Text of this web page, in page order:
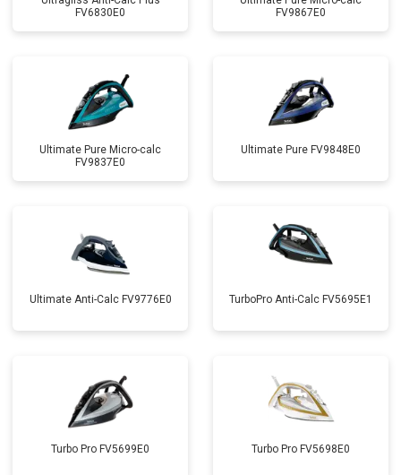
FV6830E0
FV9867E0
Ultimate Pure Micro-calc
FV9837E0
Ultimate Pure FV9848E0
Ultimate Anti-Calc FV9776E0 TurboPro Anti-Calc FV5695E1
Turbo Pro FV5699E0 Turbo Pro FV5698E0